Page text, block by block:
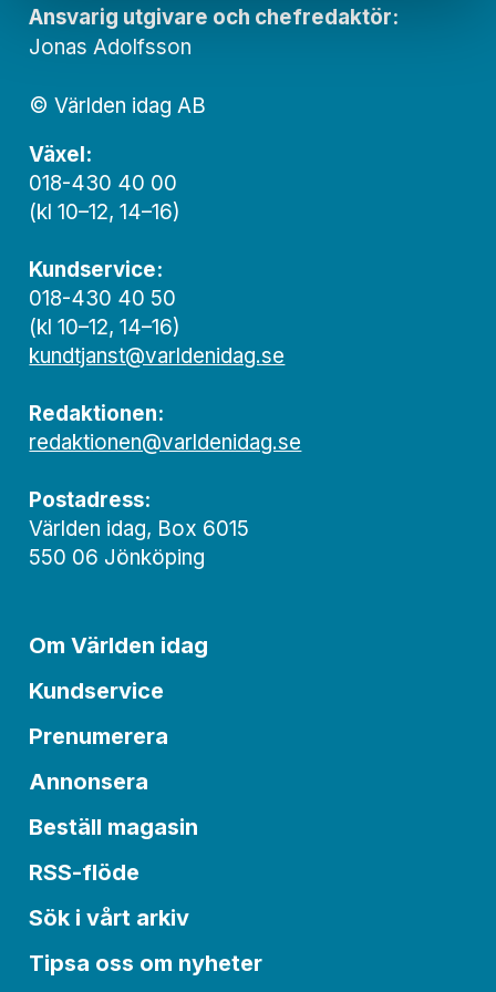
Ansvarig utgivare och chef­redaktör:
Jonas Adolfsson
© Världen idag AB
Växel:
018-430 40 00
(kl 10–12, 14–16)
Kundservice:
018-430 40 50
(kl 10–12, 14–16)
kundtjanst@varldenidag.se
Redaktionen:
redaktionen@varldenidag.se
Postadress:
Världen idag, Box 6015
550 06 Jönköping
Om Världen idag
Kundservice
Prenumerera
Annonsera
Beställ magasin
RSS-flöde
Sök i vårt arkiv
Tipsa oss om nyheter